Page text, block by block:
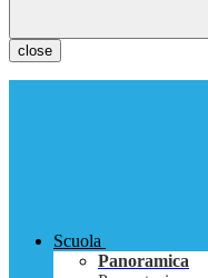
close
Scuola
Panoramica